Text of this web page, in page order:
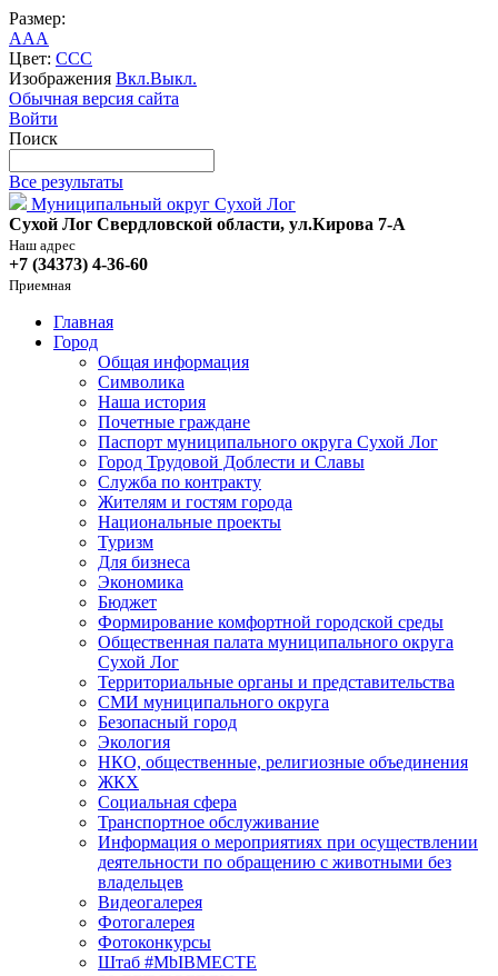
Размер:
AAA
Цвет: CCC
Изображения Вкл.Выкл.
Обычная версия сайта
Войти
Поиск
Все результаты
Муниципальный округ Сухой Лог
Сухой Лог Свердловской области, ул.Кирова 7-А
Наш адрес
+7 (34373) 4-36-60
Приемная
Главная
Город
Общая информация
Символика
Наша история
Почетные граждане
Паспорт муниципального округа Сухой Лог
Город Трудовой Доблести и Славы
Служба по контракту
Жителям и гостям города
Национальные проекты
Туризм
Для бизнеса
Экономика
Бюджет
Формирование комфортной городской среды
Общественная палата муниципального округа
Сухой Лог
Территориальные органы и представительства
СМИ муниципального округа
Безопасный город
Экология
НКО, общественные, религиозные объединения
ЖКХ
Социальная сфера
Транспортное обслуживание
Информация о мероприятиях при осуществлении
деятельности по обращению с животными без
владельцев
Видеогалерея
Фотогалерея
Фотоконкурсы
Штаб #MbIBMECTE